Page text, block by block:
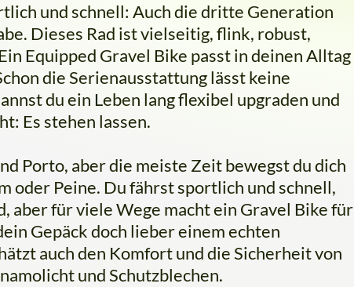
und schnell: Auch die dritte Generation
Dieses Rad ist vielseitig, flink, robust,
Equipped Gravel Bike passt in deinen Alltag
die Serienausstattung lässt keine
du ein Leben lang flexibel upgraden und
Es stehen lassen.
Porto, aber die meiste Zeit bewegst du dich
oder Peine. Du fährst sportlich und schnell,
aber für viele Wege macht ein Gravel Bike für
Gepäck doch lieber einem echten
auch den Komfort und die Sicherheit von
und Schutzblechen.